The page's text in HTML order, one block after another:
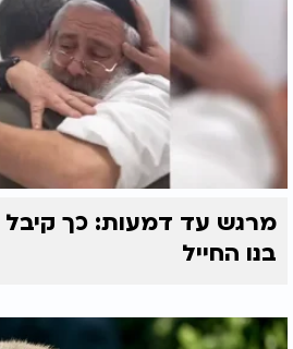
מרגש עד דמעות: כך
בנו החייל